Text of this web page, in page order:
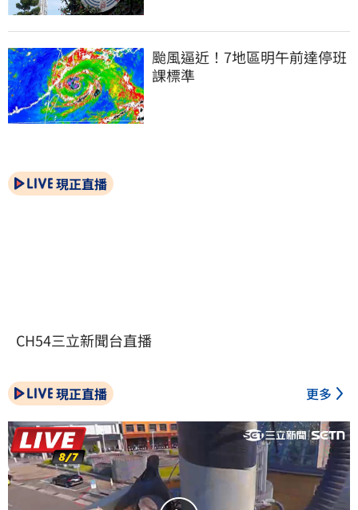
颱風逼近！7地區明午前達停班
課標準
現正直播
CH54三立新聞台直播
現正直播 更多